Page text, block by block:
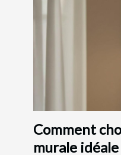
Comment
murale